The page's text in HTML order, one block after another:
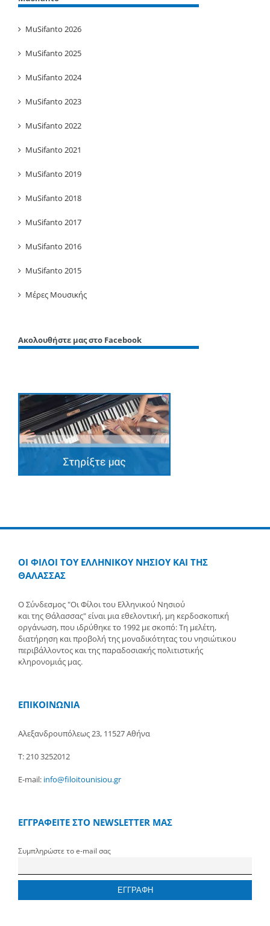
MuSifanto 2026
MuSifanto 2025
MuSifanto 2024
MuSifanto 2023
MuSifanto 2022
MuSifanto 2021
MuSifanto 2019
MuSifanto 2018
MuSifanto 2017
MuSifanto 2016
MuSifanto 2015
Μέρες Μουσικής
Ακολουθήστε μας στο Facebook
ΟΙ ΦΙΛΟΙ ΤΟΥ ΕΛΛΗΝΙΚΟΥ ΝΗΣΙΟΥ ΚΑΙ ΤΗΣ
ΘΑΛΑΣΣΑΣ
Ο Σύνδεσμος "Οι Φίλοι του Ελληνικού Νησιού
και της Θάλασσας" είναι μια εθελοντική, μη κερδοσκοπική
οργάνωση, που ιδρύθηκε το 1992 με σκοπό: Τη μελέτη,
διατήρηση και προβολή της μοναδικότητας του νησιώτικου
περιβάλλοντος και της παραδοσιακής πολιτιστικής
κληρονομιάς μας.
ΕΠΙΚΟΙΝΩΝΙΑ
Αλεξανδρουπόλεως 23, 11527 Αθήνα
Τ: 210 3252012
E-mail: info@filoitounisiou.gr
ΕΓΓΡΑΦΕΙΤΕ ΣΤΟ NEWSLETTER ΜΑΣ
Συμπληρώστε το e-mail σας